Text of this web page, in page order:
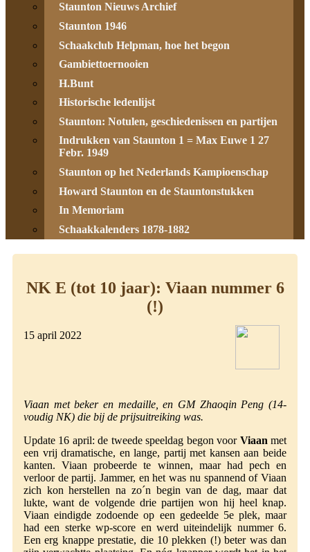
Staunton Nieuws Archief
Staunton 1946
Schaakclub Helpman, hoe het begon
Gambiettoernooien
H.Bunt
Historische ledenlijst
Staunton: Notulen, geschiedenissen en partijen
Indrukken van Staunton 1 = Max Euwe 1 27
Febr. 1949
Staunton op het Nederlands Kampioenschap
Howard Staunton en de Stauntonstukken
In Memoriam
Schaakkalenders 1878-1882
NK E (tot 10 jaar): Viaan nummer 6
(!)
15 april 2022
Viaan met beker en medaille, en GM Zhaoqin Peng (14-
voudig NK) die bij de prijsuitreiking was.
Update 16 april: de tweede speeldag begon voor Viaanmet
een vrij dramatische, en lange, partij met kansen aan beide
kanten. Viaan probeerde te winnen, maar had pech en
verloor de partij. Jammer, en het was nu spannend of Viaan
zich kon herstellen na zo´n begin van de dag, maar dat
lukte, want de volgende drie partijen won hij heel knap.
Viaan eindigde zodoende op een gedeelde 5e plek, maar
had een sterke wp-score en werd uiteindelijk nummer 6.
Een erg knappe prestatie, die 10 plekken (!) beter was dan